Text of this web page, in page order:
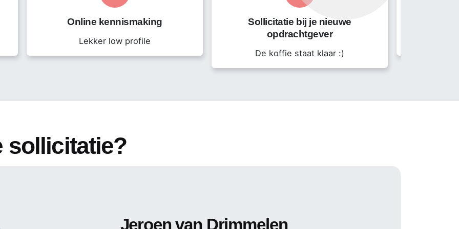
in foodomgevingen
sterk
Online kennismaking
Lekker low profile
Sollicitatie bij je nieuwe
opdrachtgever
De koffie staat klaar :)
sollicitatie?
Jeroen van Drimmelen